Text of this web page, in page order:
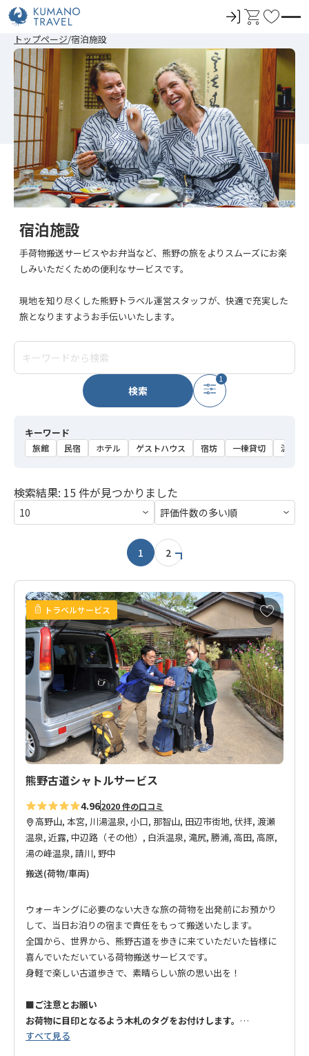
ロ
イ
ン
カ
ト
お
に
入
り
トップページ 宿泊施設
宿泊施設
手荷物搬送サービスやお弁当など、熊野の旅をよりスムーズにお楽
しみいただくための便利なサービスです。
現地を知り尽くした熊野トラベル運営スタッフが、快適で充実した
旅となりますようお手伝いいたします。
検索
1
キーワード
旅館 民宿 ホテル ゲストハウス 宿坊 一棟貸切 温泉
検索結果: 15 件が見つかりました
1 2
トラベルサービス
お
気
に
入
り
に
追
加
熊野古道シャトルサービス
4.962020 件の口コミ
高野山, 本宮, 川湯温泉, 小口, 那智山, 田辺市街地, 伏拝, 渡瀬
温泉, 近露, 中辺路（その他）, 白浜温泉, 滝尻, 勝浦, 高田, 高原,
湯の峰温泉, 請川, 野中
搬送(荷物/車両)
ウォーキングに必要のない大きな旅の荷物を出発前にお預かり
して、当日お泊りの宿まで責任をもって搬送いたします。
全国から、世界から、熊野古道を歩きに来ていただいた皆様に
喜んでいただいている荷物搬送サービスです。
身軽で楽しい古道歩きで、素晴らしい旅の思い出を！
■ご注意とお願い
お荷物に目印となるよう木札のタグをお付けします。
他のお客様のお荷物との誤配防止のため、搬送期間中はタグを
すべて見る